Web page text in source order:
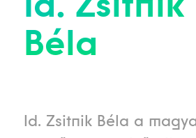
Béla
Id. Zsitnik Béla a